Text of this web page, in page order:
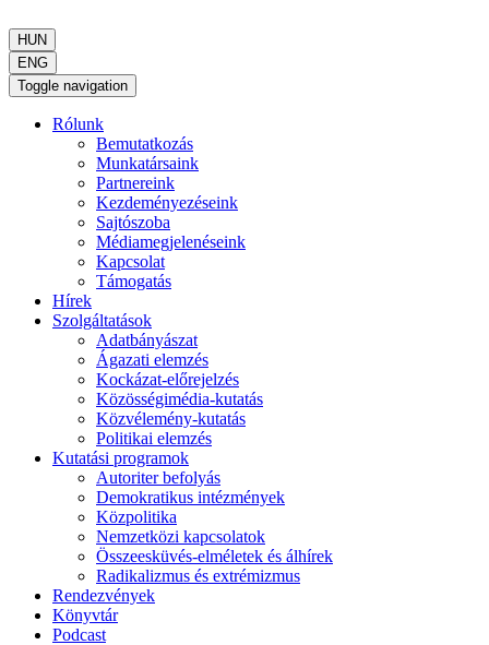
HUN
ENG
Toggle navigation
Rólunk
Bemutatkozás
Munkatársaink
Partnereink
Kezdeményezéseink
Sajtószoba
Médiamegjelenéseink
Kapcsolat
Támogatás
Hírek
Szolgáltatások
Adatbányászat
Ágazati elemzés
Kockázat-előrejelzés
Közösségimédia-kutatás
Közvélemény-kutatás
Politikai elemzés
Kutatási programok
Autoriter befolyás
Demokratikus intézmények
Közpolitika
Nemzetközi kapcsolatok
Összeesküvés-elméletek és álhírek
Radikalizmus és extrémizmus
Rendezvények
Könyvtár
Podcast